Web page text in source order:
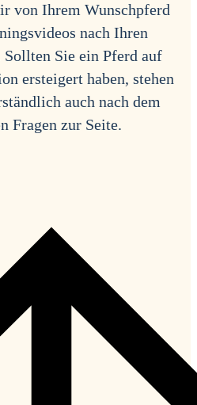
von Ihrem Wunschpferd
nach Ihren
Sollten Sie ein Pferd auf
ersteigert haben, stehen
auch nach dem
Fragen zur Seite.